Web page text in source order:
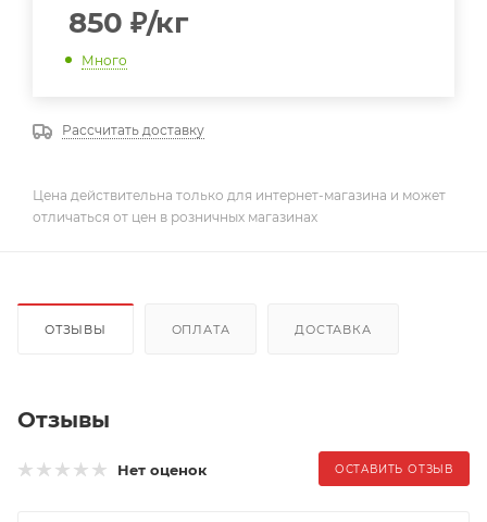
850 ₽/кг
Много
Рассчитать доставку
Цена действительна только для интернет-магазина и может
отличаться от цен в розничных магазинах
ОТЗЫВЫ ОПЛАТА ДОСТАВКА
Отзывы
Нет оценок ОСТАВИТЬ ОТЗЫВ